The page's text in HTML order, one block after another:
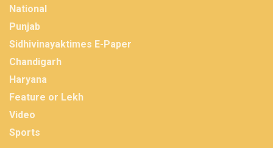
National
Punjab
Sidhivinayaktimes E-Paper
Chandigarh
Haryana
Feature or Lekh
Video
Sports